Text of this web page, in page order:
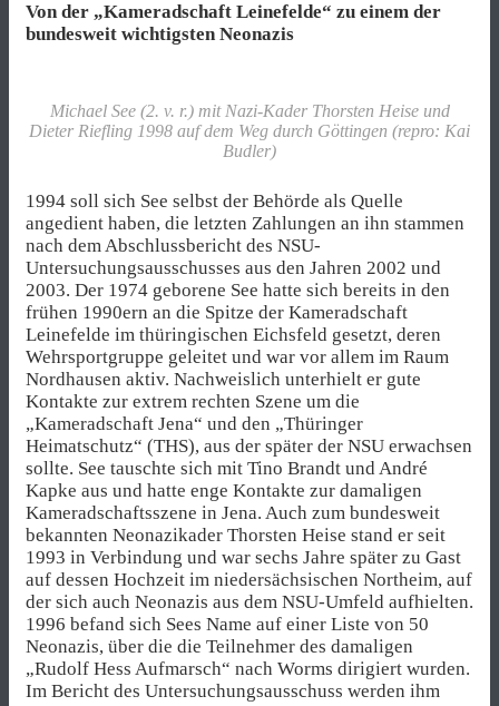
Von der „Kameradschaft Leinefelde“ zu einem der
bundesweit wichtigsten Neonazis
Michael See (2. v. r.) mit Nazi-Kader Thorsten Heise und
Dieter Riefling 1998 auf dem Weg durch Göttingen (repro: Kai
Budler)
1994 soll sich See selbst der Behörde als Quelle
angedient haben, die letzten Zahlungen an ihn stammen
nach dem Abschlussbericht des NSU-
Untersuchungsausschusses aus den Jahren 2002 und
2003. Der 1974 geborene See hatte sich bereits in den
frühen 1990ern an die Spitze der Kameradschaft
Leinefelde im thüringischen Eichsfeld gesetzt, deren
Wehrsportgruppe geleitet und war vor allem im Raum
Nordhausen aktiv. Nachweislich unterhielt er gute
Kontakte zur extrem rechten Szene um die
„Kameradschaft Jena“ und den „Thüringer
Heimatschutz“ (THS), aus der später der NSU erwachsen
sollte. See tauschte sich mit Tino Brandt und André
Kapke aus und hatte enge Kontakte zur damaligen
Kameradschaftsszene in Jena. Auch zum bundesweit
bekannten Neonazikader Thorsten Heise stand er seit
1993 in Verbindung und war sechs Jahre später zu Gast
auf dessen Hochzeit im niedersächsischen Northeim, auf
der sich auch Neonazis aus dem NSU-Umfeld aufhielten.
1996 befand sich Sees Name auf einer Liste von 50
Neonazis, über die die Teilnehmer des damaligen
„Rudolf Hess Aufmarsch“ nach Worms dirigiert wurden.
Im Bericht des Untersuchungsausschuss werden ihm